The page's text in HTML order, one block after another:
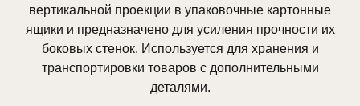
вертикальной проекции в упаковочные картонные
ящики и предназначено для усиления прочности их
боковых стенок. Используется для хранения и
транспортировки товаров с дополнительными
деталями.